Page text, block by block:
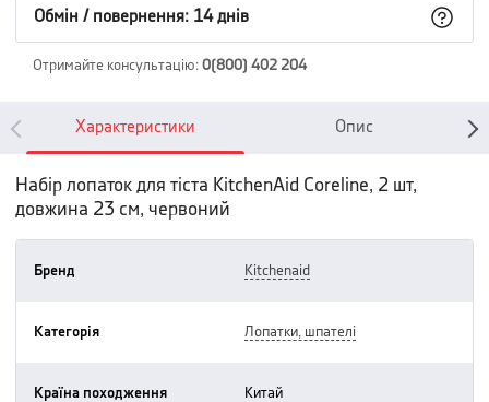
Обмін / повернення: 14 днів
Отримайте консультацію: 0(800) 402 204
Характеристики Опис
Набір лопаток для тіста KitchenAid Coreline, 2 шт,
довжина 23 см, червоний
Бренд kitchenaid
Категорія лопатки, шпателі
Країна походження китай